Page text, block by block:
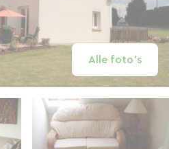
Alle foto's